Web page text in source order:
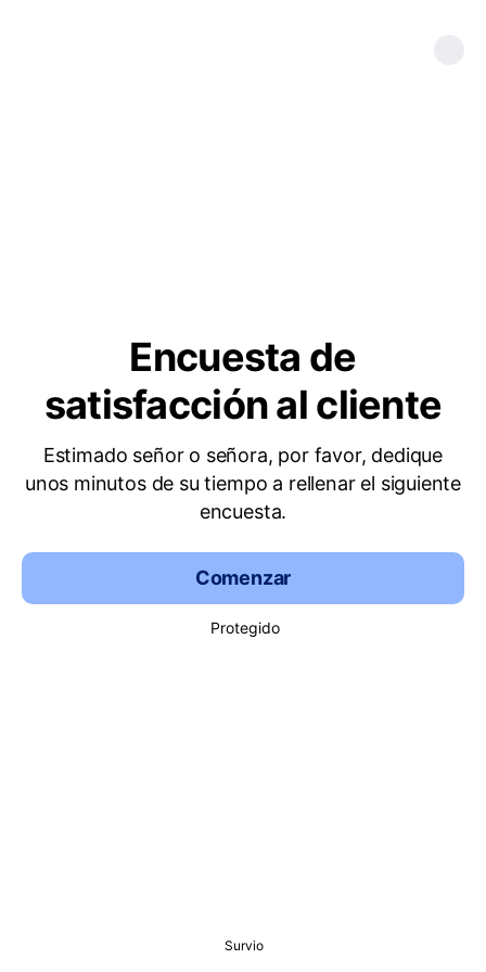
Encuesta de
satisfacción al cliente
Estimado señor o señora, por favor, dedique
unos minutos de su tiempo a rellenar el siguiente
encuesta.
Comenzar
Protegido
Survio